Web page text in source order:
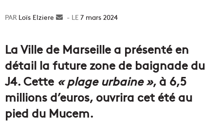
Loïs Elziere
Envoyer7 mars 2024
La Ville de Marseille a présenté en
détail la future zone de baignade du
J4. Cette « plage urbaine », à 6,5
millions d’euros, ouvrira cet été au
pied du Mucem.